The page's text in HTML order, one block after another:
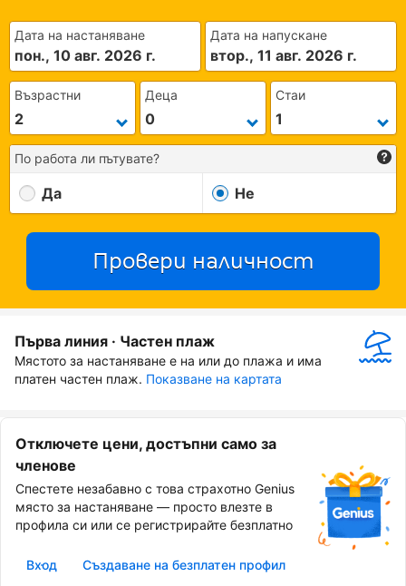
Дата на настаняване
пон., 10 авг. 2026 г.
Дата на напускане
втор., 11 авг. 2026 г.
Възрастни Деца Стаи
По работа ли пътувате?
Да Не
Провери наличност
Първа линия · Частен плаж
Мястото за настаняване е на или до плажа и има
платен частен плаж. Показване на картата
Отключете цени, достъпни само за
членове
Спестете незабавно с това страхотно Genius
място за настаняване — просто влезте в
профила си или се регистрирайте безплатно
Вход Създаване на безплатен профил